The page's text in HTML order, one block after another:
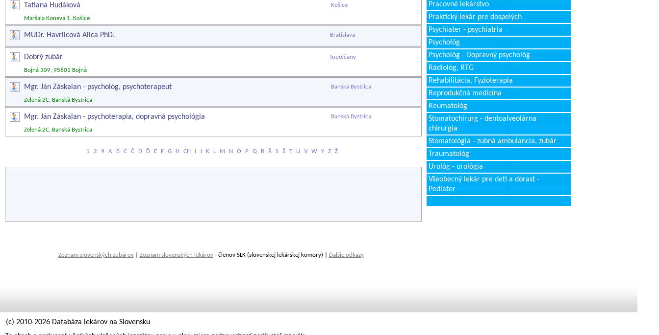
Tatiana Hudáková Košice
Maršala Koneva 1, Košice
MUDr. Havrilcová Alica PhD. Bratislava
Dobrý zubár Topoľčany
Bojná 309, 95601 Bojná
Mgr. Ján Záskalan - psychológ, psychoterapeut Banská Bystrica
Zelená 2C, Banská Bystrica
Mgr. Ján Záskalan - psychoterapia, dopravná psychológia Banská Bystrica
Zelená 2C, Banská Bystrica
1 2 9 A B C Č D Ď E F G H CH I J K L M N O P Q R Ř S Š T U V W Y Z Ž
Pracovné lekárstvo
Praktický lekár pre dospelých
Psychiater - psychiatria
Psychológ
Psychológ - Dopravný psychológ
Rádiológ, RTG
Rehabilitácia, Fyzioterapia
Reprodukčná medicína
Reumatológ
Stomatochirurg - dentoalveolárna
chirurgia
Stomatológia - zubná ambulancia, zubár
Traumatológ
Urológ - urológia
Všeobecný lekár pre deti a dorast -
Pediater
Zoznam slovenských zubárov| Zoznam slovenských lekárov- členov SLK (slovenskej lekárskej komory) | Ďalšie odkazy
(c) 2010-2026 Databáza lekárov na Slovensku